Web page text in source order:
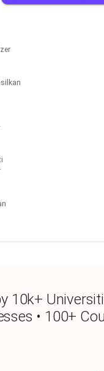
10k+
• 100+